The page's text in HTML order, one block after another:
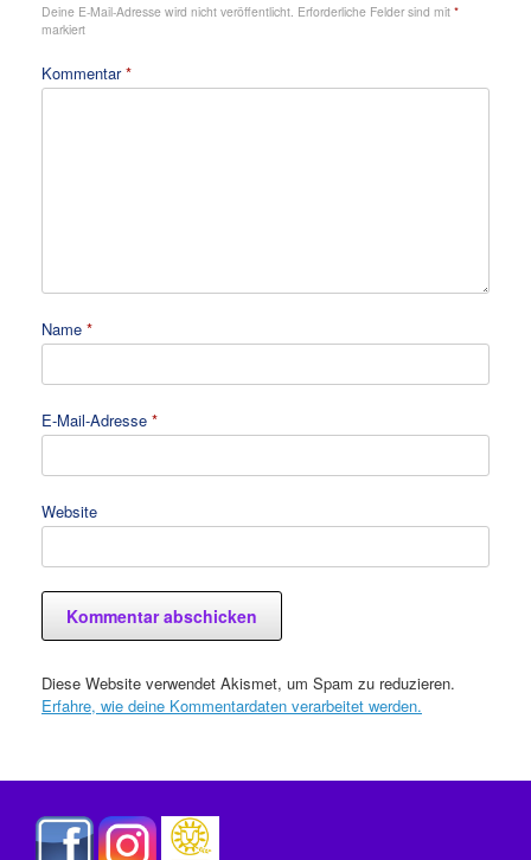
Deine E-Mail-Adresse wird nicht veröffentlicht. Erforderliche Felder sind mit *
markiert
Kommentar*
Name *
E-Mail-Adresse *
Website
Diese Website verwendet Akismet, um Spam zu reduzieren.
Erfahre, wie deine Kommentardaten verarbeitet werden.